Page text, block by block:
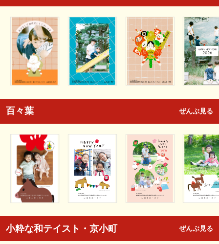
百々葉 ぜんぶ見る
小粋な和テイスト・京小町 ぜんぶ見る